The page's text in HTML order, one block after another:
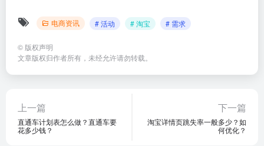
电商资讯 # 活动 # 淘宝 # 需求
© 版权声明
文章版权归作者所有，未经允许请勿转载。
上一篇
直通车计划表怎么做？直通车要
花多少钱？
下一篇
淘宝详情页跳失率一般多少？如
何优化？